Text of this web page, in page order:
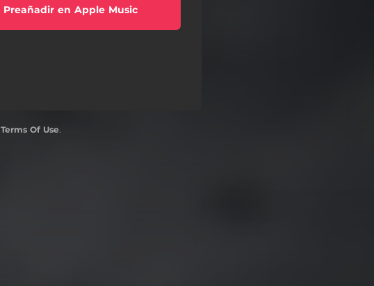
Preañadir en Apple Music
Terms Of Use.